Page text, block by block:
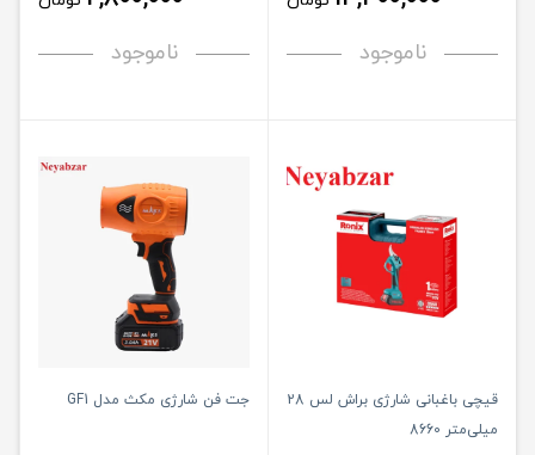
ناموجود ناموجود
قیچی باغبانی شارژی براش لس 28
میلی‌متر 8660
جت فن شارژی مکث مدل GF1